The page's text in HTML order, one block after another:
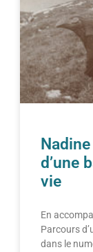
d’une
vie
En
Parcours
dans le